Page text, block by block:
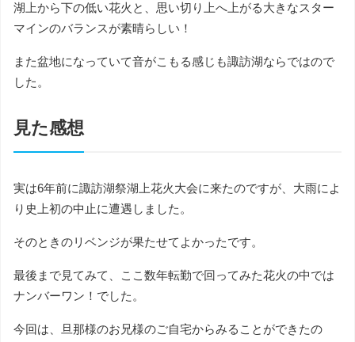
湖上から下の低い花火と、思い切り上へ上がる大きなスター
マインのバランスが素晴らしい！
また盆地になっていて音がこもる感じも諏訪湖ならではので
した。
見た感想
実は6年前に諏訪湖祭湖上花火大会に来たのですが、大雨によ
り史上初の中止に遭遇しました。
そのときのリベンジが果たせてよかったです。
最後まで見てみて、ここ数年転勤で回ってみた花火の中では
ナンバーワン！でした。
今回は、旦那様のお兄様のご自宅からみることができたの